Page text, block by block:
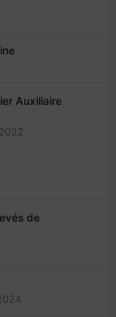
Auxiliaire
de